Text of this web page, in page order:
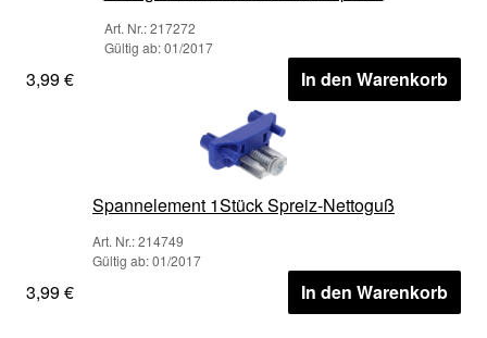
Art. Nr.: 217272
Gültig ab: 01/2017
3,99 € In den Warenkorb
Spannelement 1Stück Spreiz-Nettoguß
Art. Nr.: 214749
Gültig ab: 01/2017
3,99 € In den Warenkorb